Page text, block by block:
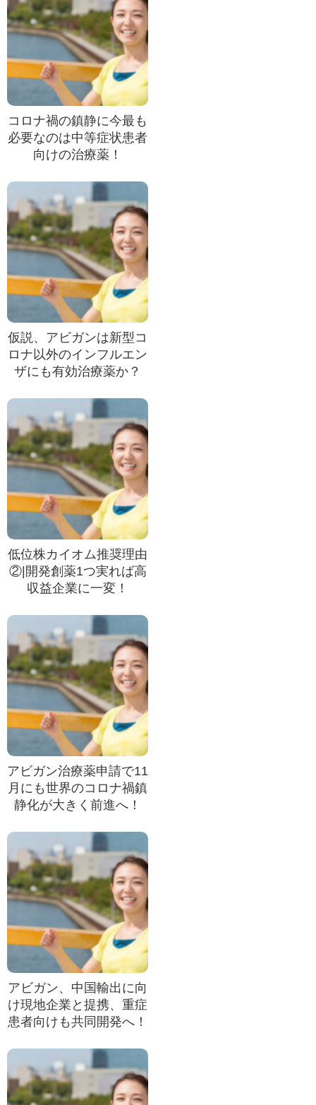
コロナ禍の鎮静に今最も
必要なのは中等症状患者
向けの治療薬！
仮説、アビガンは新型コ
ロナ以外のインフルエン
ザにも有効治療薬か？
低位株カイオム推奨理由
②|開発創薬1つ実れば高
収益企業に一変！
アビガン治療薬申請で11
月にも世界のコロナ禍鎮
静化が大きく前進へ！
アビガン、中国輸出に向
け現地企業と提携、重症
患者向けも共同開発へ！